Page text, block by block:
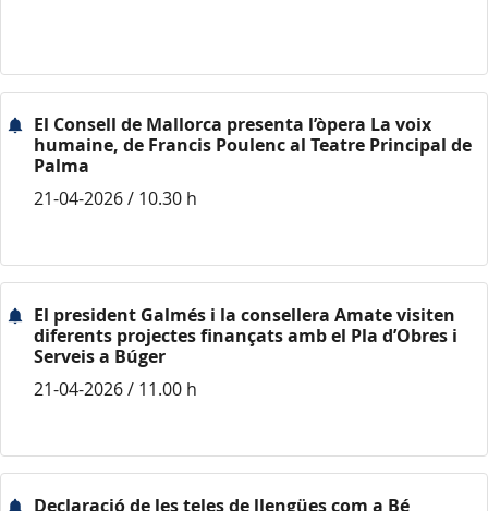
El Consell de Mallorca presenta l’òpera La voix
humaine, de Francis Poulenc al Teatre Principal de
Palma
21-04-2026 / 10.30 h
El president Galmés i la consellera Amate visiten
diferents projectes finançats amb el Pla d’Obres i
Serveis a Búger
21-04-2026 / 11.00 h
Declaració de les teles de llengües com a Bé